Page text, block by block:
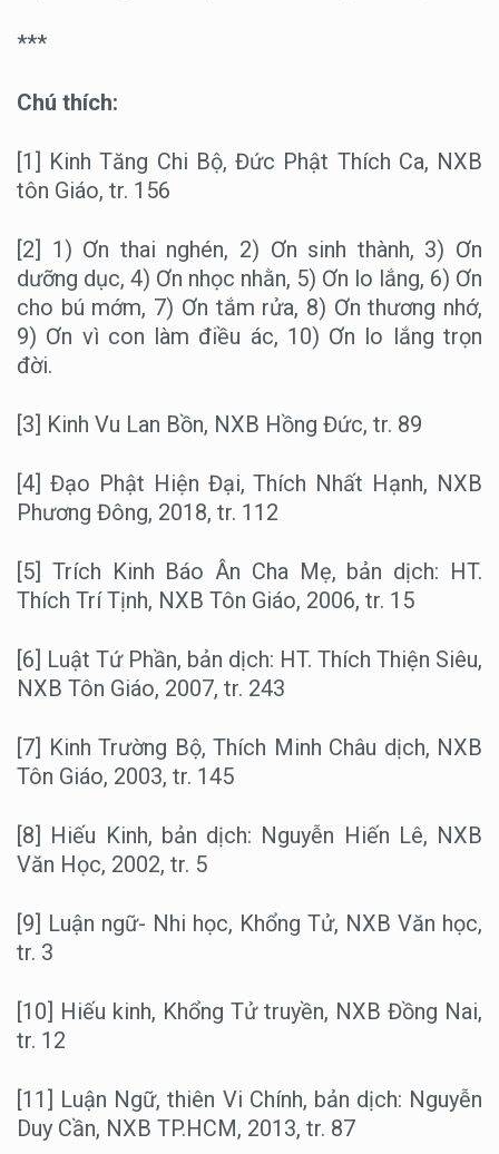
***
Chú thích:
[1] Kinh Tăng Chi Bộ, Đức Phật Thích Ca, NXB
tôn Giáo, tr. 156
[2] 1) Ơn thai nghén, 2) Ơn sinh thành, 3) Ơn
dưỡng dục, 4) Ơn nhọc nhằn, 5) Ơn lo lắng, 6) Ơn
cho bú mớm, 7) Ơn tắm rửa, 8) Ơn thương nhớ,
9) Ơn vì con làm điều ác, 10) Ơn lo lắng trọn
đời.
[3] Kinh Vu Lan Bồn, NXB Hồng Đức, tr. 89
[4] Đạo Phật Hiện Đại, Thích Nhất Hạnh, NXB
Phương Đông, 2018, tr. 112
[5] Trích Kinh Báo Ân Cha Mẹ, bản dịch: HT.
Thích Trí Tịnh, NXB Tôn Giáo, 2006, tr. 15
[6] Luật Tứ Phần, bản dịch: HT. Thích Thiện Siêu,
NXB Tôn Giáo, 2007, tr. 243
[7] Kinh Trường Bộ, Thích Minh Châu dịch, NXB
Tôn Giáo, 2003, tr. 145
[8] Hiếu Kinh, bản dịch: Nguyễn Hiến Lê, NXB
Văn Học, 2002, tr. 5
[9] Luận ngữ- Nhi học, Khổng Tử, NXB Văn học,
tr. 3
[10] Hiếu kinh, Khổng Tử truyền, NXB Đồng Nai,
tr. 12
[11] Luận Ngữ, thiên Vi Chính, bản dịch: Nguyễn
Duy Cần, NXB TP.HCM, 2013, tr. 87